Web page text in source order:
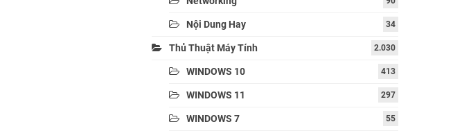
Nội Dung Hay 34
Thủ Thuật Máy Tính 2.030
WINDOWS 10 413
WINDOWS 11 297
WINDOWS 7 55